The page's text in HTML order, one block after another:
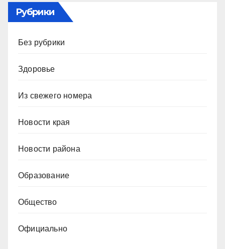
Рубрики
Без рубрики
Здоровье
Из свежего номера
Новости края
Новости района
Образование
Общество
Официально